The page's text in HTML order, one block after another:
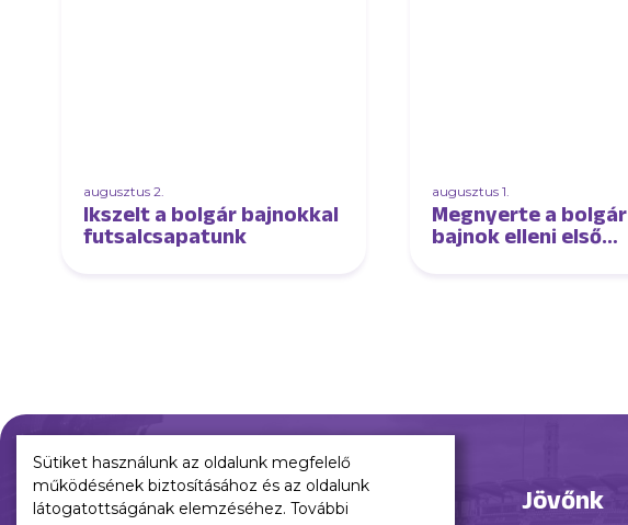
augusztus 2.
Ikszelt a bolgár bajnokkal
futsalcsapatunk
augusztus 1.
Megnyerte a bolgár
bajnok elleni első
Múltunk Jelenünk Jövőnk
Sütiket használunk az oldalunk megfelelő
működésének biztosításához és az oldalunk
látogatottságának elemzéséhez. További